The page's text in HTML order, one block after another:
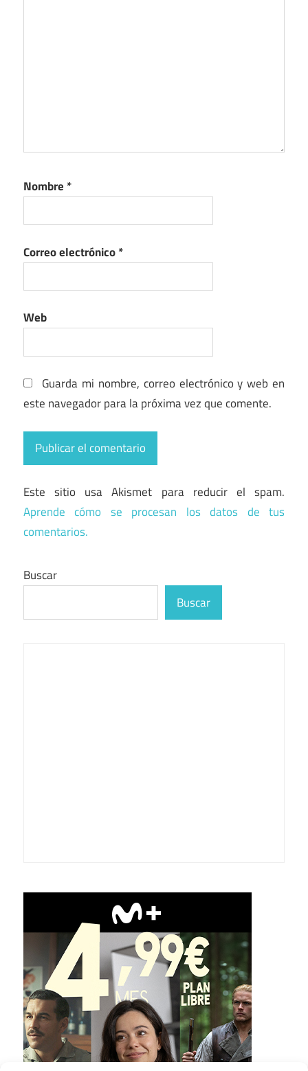
Nombre *
Correo electrónico*
Web
Guarda mi nombre, correo electrónico y web en
este navegador para la próxima vez que comente.
Este sitio usa Akismet para reducir el spam.
Aprende cómo se procesan los datos de tus
comentarios.
Buscar
Buscar